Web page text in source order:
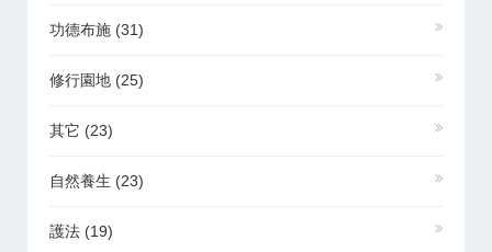
功德布施 (31)
修行園地 (25)
其它 (23)
自然養生 (23)
護法 (19)